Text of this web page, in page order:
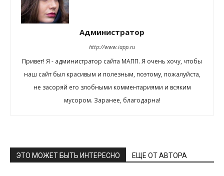
Администратор
http://www.iapp.ru
Привет! Я - администратор сайта МАПП. Я очень хочу, чтобы
наш сайт был красивым и полезным, поэтому, пожалуйста,
не засоряй его злобными комментариями и всяким
мусором. Заранее, благодарна!
ЭТО МОЖЕТ БЫТЬ ИНТЕРЕСНО ЕЩЕ ОТ АВТОРА